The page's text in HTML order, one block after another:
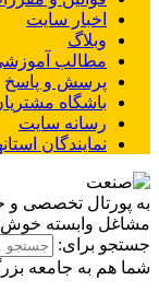
اخبار سایت
وبلاگ
مطالب
پرسش و پاسخ
باشگاه
رسانه سایت
نمایندگان
به پورتال تخصصی و
مشاغل وابسته خوش
جستجو برای:
شما هم به جامعه